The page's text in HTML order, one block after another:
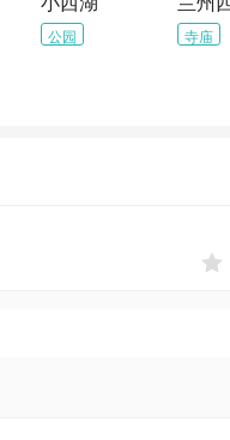
公园 寺庙
